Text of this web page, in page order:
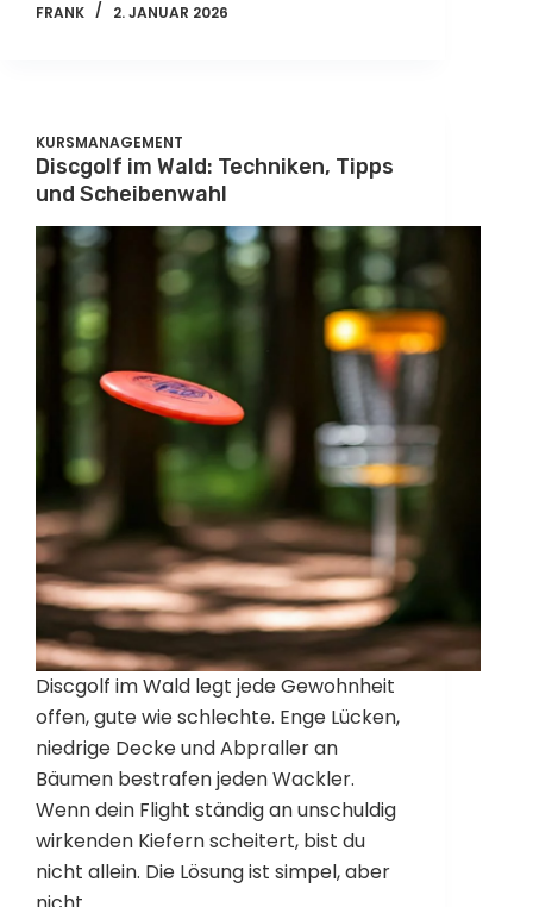
FRANK 2. JANUAR 2026
KURSMANAGEMENT
Discgolf im Wald: Techniken, Tipps
und Scheibenwahl
Discgolf im Wald legt jede Gewohnheit
offen, gute wie schlechte. Enge Lücken,
niedrige Decke und Abpraller an
Bäumen bestrafen jeden Wackler.
Wenn dein Flight ständig an unschuldig
wirkenden Kiefern scheitert, bist du
nicht allein. Die Lösung ist simpel, aber